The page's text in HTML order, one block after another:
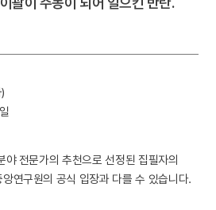
야 전문가의 추천으로 선정된 집필자의
연구원의 공식 입장과 다를 수 있습니다.